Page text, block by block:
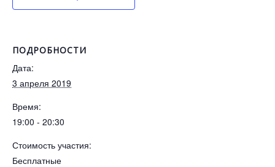
ПОДРОБНОСТИ
Дата:
3 апреля 2019
Время:
19:00 - 20:30
Стоимость участия:
Бесплатные